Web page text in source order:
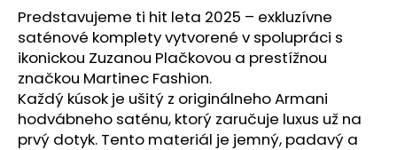
Predstavujeme ti hit leta 2025 – exkluzívne
saténové komplety vytvorené v spolupráci s
ikonickou Zuzanou Plačkovou a prestížnou
značkou Martinec Fashion.
Každý kúsok je ušitý z originálneho Armani
hodvábneho saténu, ktorý zaručuje luxus už na
prvý dotyk. Tento materiál je jemný, padavý a
HĽADAŤ